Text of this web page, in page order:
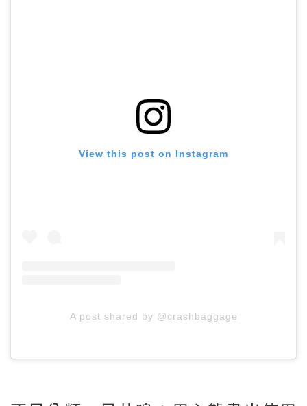
View this post on Instagram
A post shared by @crashbaggage